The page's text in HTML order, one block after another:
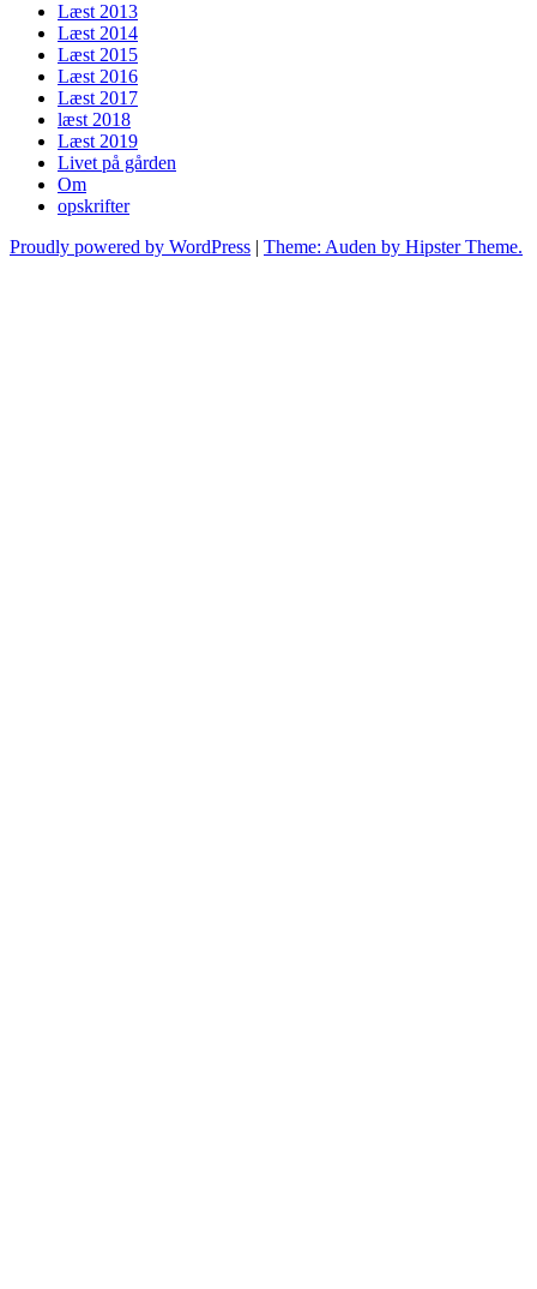
Læst 2013
Læst 2014
Læst 2015
Læst 2016
Læst 2017
læst 2018
Læst 2019
Livet på gården
Om
opskrifter
Proudly powered by WordPress | Theme: Auden by Hipster Theme.